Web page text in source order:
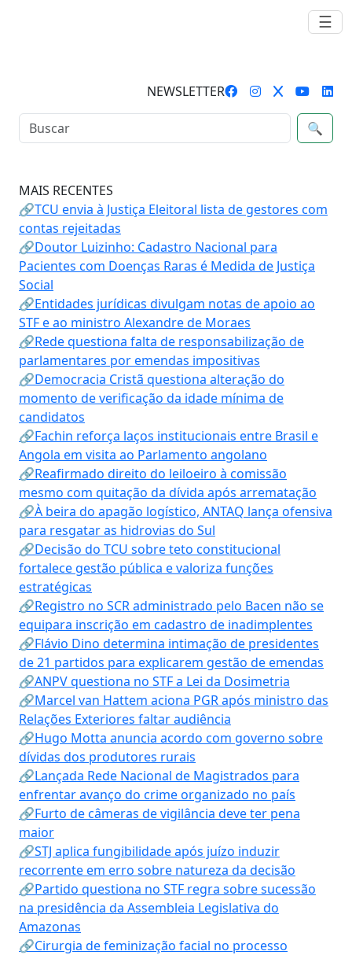
☰
NEWSLETTER
🔍
MAIS RECENTES
🔗TCU envia à Justiça Eleitoral lista de gestores com
contas rejeitadas
🔗Doutor Luizinho: Cadastro Nacional para
Pacientes com Doenças Raras é Medida de Justiça
Social
🔗Entidades jurídicas divulgam notas de apoio ao
STF e ao ministro Alexandre de Moraes
🔗Rede questiona falta de responsabilização de
parlamentares por emendas impositivas
🔗Democracia Cristã questiona alteração do
momento de verificação da idade mínima de
candidatos
🔗Fachin reforça laços institucionais entre Brasil e
Angola em visita ao Parlamento angolano
🔗Reafirmado direito do leiloeiro à comissão
mesmo com quitação da dívida após arrematação
🔗À beira do apagão logístico, ANTAQ lança ofensiva
para resgatar as hidrovias do Sul
🔗Decisão do TCU sobre teto constitucional
fortalece gestão pública e valoriza funções
estratégicas
🔗Registro no SCR administrado pelo Bacen não se
equipara inscrição em cadastro de inadimplentes
🔗Flávio Dino determina intimação de presidentes
de 21 partidos para explicarem gestão de emendas
🔗ANPV questiona no STF a Lei da Dosimetria
🔗Marcel van Hattem aciona PGR após ministro das
Relações Exteriores faltar audiência
🔗Hugo Motta anuncia acordo com governo sobre
dívidas dos produtores rurais
🔗Lançada Rede Nacional de Magistrados para
enfrentar avanço do crime organizado no país
🔗Furto de câmeras de vigilância deve ter pena
maior
🔗STJ aplica fungibilidade após juízo induzir
recorrente em erro sobre natureza da decisão
🔗Partido questiona no STF regra sobre sucessão
na presidência da Assembleia Legislativa do
Amazonas
🔗Cirurgia de feminização facial no processo